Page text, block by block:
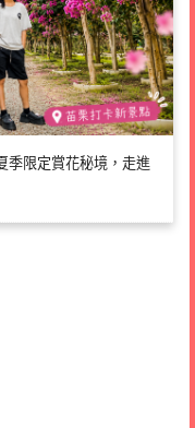
季限定賞花秘境，走進